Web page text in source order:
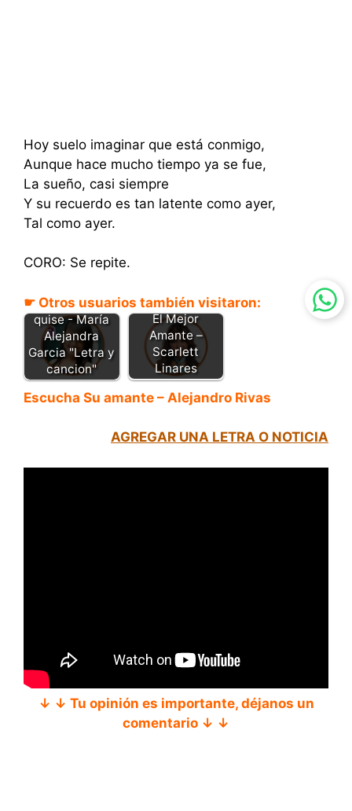
Hoy suelo imaginar que está conmigo,
Aunque hace mucho tiempo ya se fue,
La sueño, casi siempre
Y su recuerdo es tan latente como ayer,
Tal como ayer.
CORO: Se repite.
☛ Otros usuarios también visitaron:
Cuando te
quise - María
Alejandra
Garcia "Letra y
cancion"
El Mejor
Amante –
Scarlett
Linares
Escucha Su amante – Alejandro Rivas
AGREGAR UNA LETRA O NOTICIA
↓ ↓ Tu opinión es importante, déjanos un
comentario ↓ ↓